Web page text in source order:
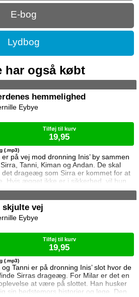
E-bog
Lydbog
har også købt
hemmelighed
er på vej mod dronning Inis’ by sammen
Tanni, Kiman og Andan. De skal
det drageæg som Sirra er kommet for at
Hvis ægget ikke er i sikkerhed, vil hun
dem. Rejsen er ikke uden farer, og
venner.
(.mp3)
Eybye
Tilføj til kurv
19,95
skjulte vej
og Tanni er på dronning Inis’ slot hvor de
Sirras drageæg. For Milar er det en
at være på slottet. Han husker
sin bedstemors historier og lege. Den
(.mp3)
Eybye
Tilføj til kurv
19,95